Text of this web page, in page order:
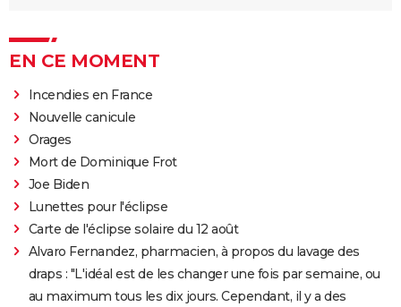
EN CE MOMENT
Incendies en France
Nouvelle canicule
Orages
Mort de Dominique Frot
Joe Biden
Lunettes pour l'éclipse
Carte de l'éclipse solaire du 12 août
Alvaro Fernandez, pharmacien, à propos du lavage des
draps : "L'idéal est de les changer une fois par semaine, ou
au maximum tous les dix jours. Cependant, il y a des